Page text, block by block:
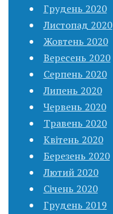
Грудень 2020
Листопад 2020
Жовтень 2020
Вересень 2020
Серпень 2020
Липень 2020
Червень 2020
Травень 2020
Квітень 2020
Березень 2020
Лютий 2020
Січень 2020
Грудень 2019